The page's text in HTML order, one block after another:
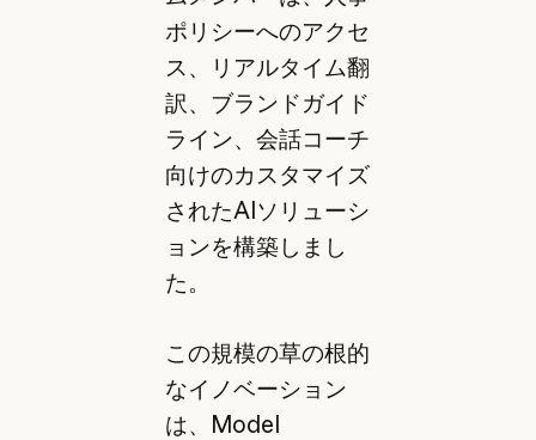
ポリシーへのアクセ
ス、リアルタイム翻
訳、ブランドガイド
ライン、会話コーチ
向けのカスタマイズ
されたAIソリューシ
ョンを構築しまし
た。
この規模の草の根的
なイノベーション
は、Model